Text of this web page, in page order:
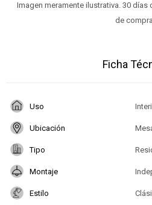
Imagen meramente ilustrativa. 30
de
Ficha
Uso
Ubicación
Tipo
Montaje
Estilo